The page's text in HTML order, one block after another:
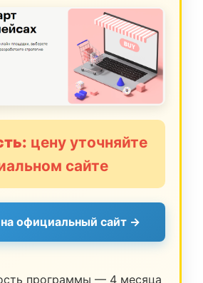
цену уточняйте
сайте
официальный сайт →
программы — 4 месяца